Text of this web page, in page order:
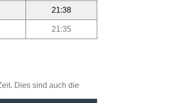
21:38
21:35
Dies sind auch die